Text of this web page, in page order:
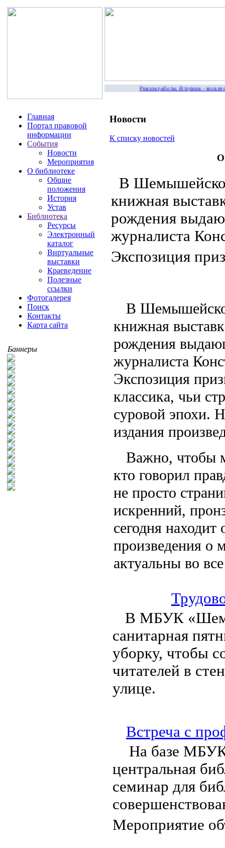
Режим работы: Вторник -
Главная
Портал правовой
информации
События
Новости
Мероприятия
О библиотеке
Общие
положения
История
Устав
Библиотека
Ресурсы
Электронный
каталог
Виртуальные
выставки
Краеведение
Полезные
ссылки
Фотогалерея
Поиск
Контакты
Карта сайта
Баннеры
Новости
К списку новостей
В
книжная
рождения
журналиста
Экспозиция
В
книжная
рождения
журналиста
Экспозиция
классика, чьи
суровой эпохи.
издания
Важно, чтобы
кто говорил
не просто
искренний,
сегодня находит
произведения о
актуальны во
В МБУК
санитарная
уборку, чтобы
читателей в
улице.
Встреча с
На базе
центральная
семинар для
Мероприятие